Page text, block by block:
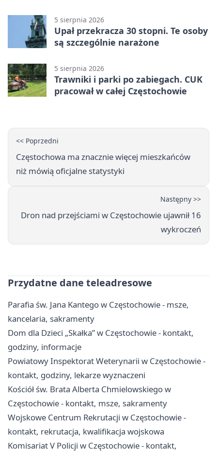
5 sierpnia 2026
Upał przekracza 30 stopni. Te osoby
są szczególnie narażone
5 sierpnia 2026
Trawniki i parki po zabiegach. CUK
pracował w całej Częstochowie
<< Poprzedni
Częstochowa ma znacznie więcej mieszkańców
niż mówią oficjalne statystyki
Następny >>
Dron nad przejściami w Częstochowie ujawnił 16
wykroczeń
Przydatne dane teleadresowe
Parafia św. Jana Kantego w Częstochowie - msze,
kancelaria, sakramenty
Dom dla Dzieci „Skałka” w Częstochowie - kontakt,
godziny, informacje
Powiatowy Inspektorat Weterynarii w Częstochowie -
kontakt, godziny, lekarze wyznaczeni
Kościół św. Brata Alberta Chmielowskiego w
Częstochowie - kontakt, msze, sakramenty
Wojskowe Centrum Rekrutacji w Częstochowie -
kontakt, rekrutacja, kwalifikacja wojskowa
Komisariat V Policji w Częstochowie - kontakt,